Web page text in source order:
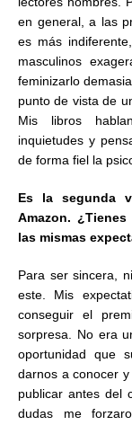
en general, a las
es más
masculinos
feminizarlo
punto de vista de
Mis libros
inquietudes y
de forma fiel la
Es la segunda
Amazon.
las mismas
Para ser sincera,
este. Mis
conseguir el
sorpresa. No era
oportunidad que
darnos a conocer
publicar antes del
dudas me